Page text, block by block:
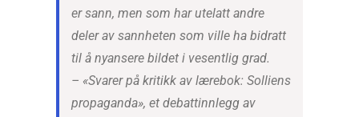
er sann, men som har utelatt andre
deler av sannheten som ville ha bidratt
til å nyansere bildet i vesentlig grad.
– «Svarer på kritikk av lærebok: Solliens
propaganda», et debattinnlegg av